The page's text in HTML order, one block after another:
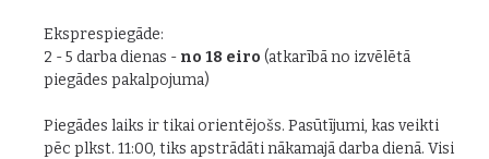
Eksprespiegāde:
2 - 5 darba dienas - no 18 eiro (atkarībā no izvēlētā
piegādes pakalpojuma)
Piegādes laiks ir tikai orientējošs. Pasūtījumi, kas veikti
pēc plkst. 11:00, tiks apstrādāti nākamajā darba dienā. Visi